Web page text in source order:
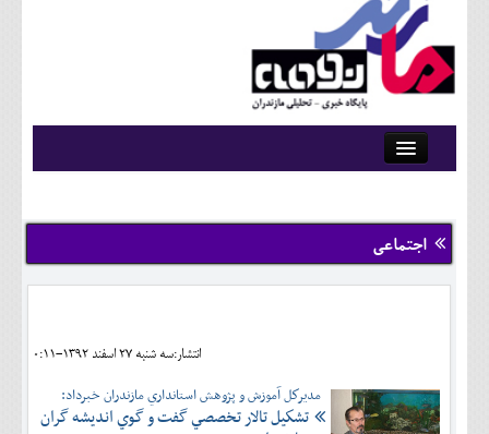
تماس با ما
وبلاگ
کلینیک
اجتماعی
انتشار:سه شنبه 27 اسفند 1392-0:11
مديركل آموزش و پژوهش استانداري مازندران خبرداد:
تشكيل تالار تخصصي گفت و گوي انديشه گران